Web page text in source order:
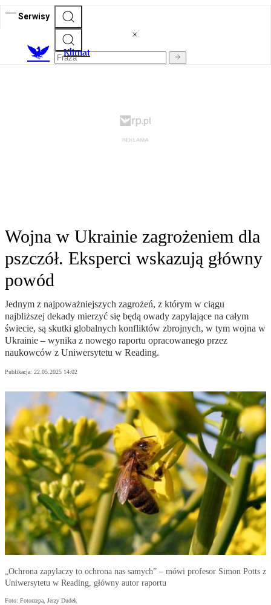
Serwisy
Klimat
Wojna w Ukrainie zagrożeniem dla
pszczół. Eksperci wskazują główny
powód
Jednym z najpoważniejszych zagrożeń, z którym w ciągu
najbliższej dekady mierzyć się będą owady zapylające na całym
świecie, są skutki globalnych konfliktów zbrojnych, w tym wojna w
Ukrainie – wynika z nowego raportu opracowanego przez
naukowców z Uniwersytetu w Reading.
Publikacja: 22.05.2025 14:02
„Ochrona zapylaczy to ochrona nas samych” – mówi profesor Simon Potts z
Uniwersytetu w Reading, główny autor raportu
Foto: Fotorzepa, Jerzy Dudek